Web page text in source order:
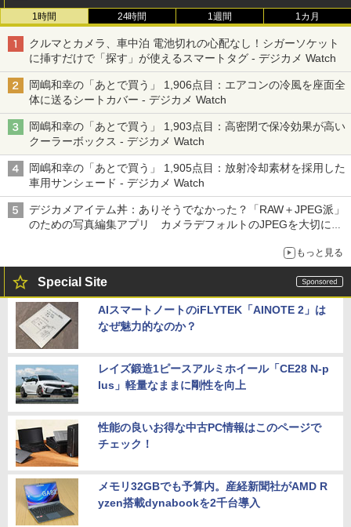
1時間 24時間 1週間 1カ月
クルマとカメラ、車中泊 電池切れの心配なし！シガーソケット
に挿すだけで「探す」が使えるスマートタグ - デジカメ Watch
岡嶋和幸の「あとで買う」 1,906点目：エアコンの冷風を座面全
体に送るシートカバー - デジカメ Watch
岡嶋和幸の「あとで買う」 1,903点目：高密閉で保冷効果が高い
クーラーボックス - デジカメ Watch
岡嶋和幸の「あとで買う」 1,905点目：放射冷却素材を採用した
車用サンシェード - デジカメ Watch
デジカメアイテム丼：ありそうでなかった？「RAW＋JPEG派」
のための写真編集アプリ カメラデフォルトのJPEGを大切にす
もっと見る
Special Site
AIスマートノートのiFLYTEK「AINOTE 2」は
なぜ魅力的なのか？
レイズ鍛造1ピースアルミホイール「CE28 N-p
lus」軽量なままに剛性を向上
性能の良いお得な中古PC情報はこのページで
チェック！
メモリ32GBでも予算内。産経新聞社がAMD R
yzen搭載dynabookを2千台導入